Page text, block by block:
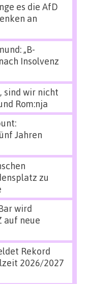
es die AfD
an
„B-
Insolvenz
sind wir nicht
Rom:nja
Jahren
zu
wird
auf neue
Rekord
2026/2027